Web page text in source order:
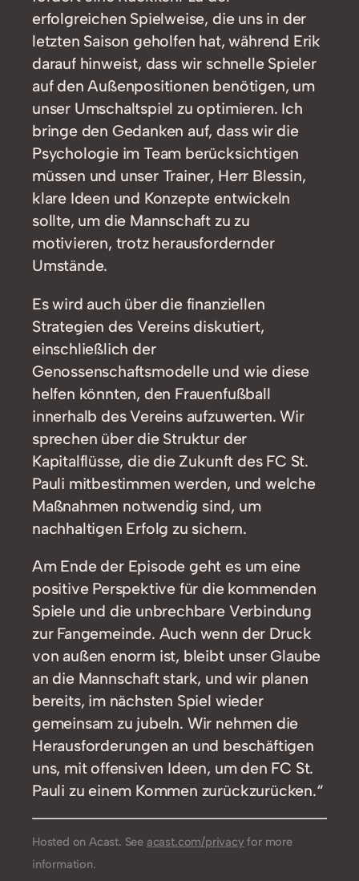
erfolgreichen Spielweise, die uns in der
letzten Saison geholfen hat, während Erik
darauf hinweist, dass wir schnelle Spieler
auf den Außenpositionen benötigen, um
unser Umschaltspiel zu optimieren. Ich
bringe den Gedanken auf, dass wir die
Psychologie im Team berücksichtigen
müssen und unser Trainer, Herr Blessin,
klare Ideen und Konzepte entwickeln
sollte, um die Mannschaft zu zu
motivieren, trotz herausfordernder
Umstände.
Es wird auch über die finanziellen
Strategien des Vereins diskutiert,
einschließlich der
Genossenschaftsmodelle und wie diese
helfen könnten, den Frauenfußball
innerhalb des Vereins aufzuwerten. Wir
sprechen über die Struktur der
Kapitalflüsse, die die Zukunft des FC St.
Pauli mitbestimmen werden, und welche
Maßnahmen notwendig sind, um
nachhaltigen Erfolg zu sichern.
Am Ende der Episode geht es um eine
positive Perspektive für die kommenden
Spiele und die unbrechbare Verbindung
zur Fangemeinde. Auch wenn der Druck
von außen enorm ist, bleibt unser Glaube
an die Mannschaft stark, und wir planen
bereits, im nächsten Spiel wieder
gemeinsam zu jubeln. Wir nehmen die
Herausforderungen an und beschäftigen
uns, mit offensiven Ideen, um den FC St.
Pauli zu einem Kommen zurückzurücken.“
Hosted on Acast. See acast.com/privacy for more
information.